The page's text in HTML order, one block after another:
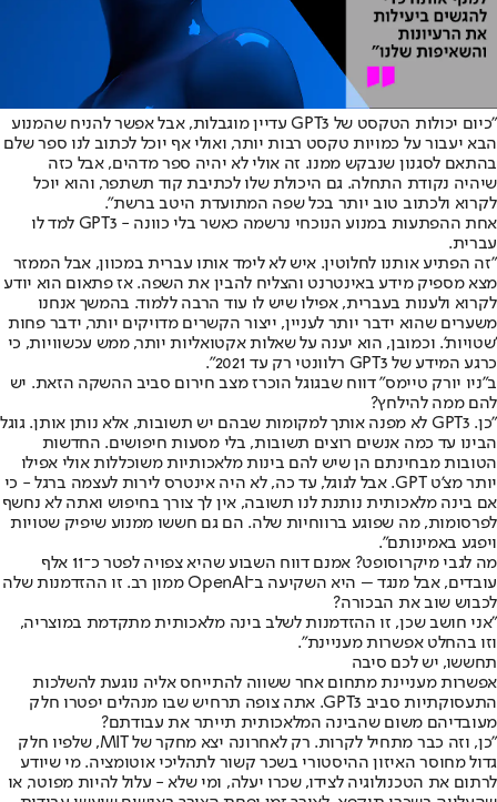
"כיום יכולות הטקסט של GPT3 עדיין מוגבלות, אבל אפשר להניח שהמנוע
הבא יעבור על כמויות טקסט רבות יותר, ואולי אף יוכל לכתוב לנו ספר שלם
בהתאם לסגנון שנבקש ממנו. זה אולי לא יהיה ספר מדהים, אבל כזה
שיהיה נקודת התחלה. גם היכולת שלו לכתיבת קוד תשתפר, והוא יוכל
לקרוא ולכתוב טוב יותר בכל שפה המתועדת היטב ברשת".
אחת ההפתעות במנוע הנוכחי נרשמה כאשר בלי כוונה - GPT3 למד לו
עברית.
"זה הפתיע אותנו לחלוטין. איש לא לימד אותו עברית במכוון, אבל הממזר
מצא מספיק מידע באינטרנט והצליח להבין את השפה. אז פתאום הוא יודע
לקרוא ולענות בעברית, אפילו שיש לו עוד הרבה ללמוד. בהמשך אנחנו
משערים שהוא ידבר יותר לעניין, ייצור הקשרים מדויקים יותר, ידבר פחות
'שטויות'. וכמובן, הוא יענה על שאלות אקטואליות יותר, ממש עכשוויות, כי
כרגע המידע של GPT3 רלוונטי רק עד 2021".
ב"ניו יורק טיימס" דווח שבגוגל הוכרז מצב חירום סביב ההשקה הזאת. יש
להם ממה להילחץ?
"כן. GPT3 לא מפנה אותך למקומות שבהם יש תשובות, אלא נותן אותן. גוגל
הבינו עד כמה אנשים רוצים תשובות, בלי מסעות חיפושים. החדשות
הטובות מבחינתם הן שיש להם בינות מלאכותיות משוכללות אולי אפילו
יותר מצ'ט GPT. אבל לגוגל, עד כה, לא היה אינטרס לירות לעצמה ברגל - כי
אם בינה מלאכותית נותנת לנו תשובה, אין לך צורך בחיפוש ואתה לא נחשף
לפרסומות, מה שפוגע ברווחיות שלה. הם גם חששו ממנוע שיפיק שטויות
ויפגע באמינותם".
מה לגבי מיקרוסופט? אמנם דווח השבוע שהיא צפויה לפטר כ־11 אלף
עובדים, אבל מנגד – היא השקיעה ב־OpenAI ממון רב. זו ההזדמנות שלה
לכבוש שוב את הבכורה?
"אני חושב שכן, זו ההזדמנות לשלב בינה מלאכותית מתקדמת במוצריה,
וזו בהחלט אפשרות מעניינת".
תחששו, יש לכם סיבה
אפשרות מעניינת מתחום אחר ששווה להתייחס אליה נוגעת להשלכות
התעסוקתיות סביב GPT3. אתה צופה תרחיש שבו מנהלים יפטרו חלק
מעובדיהם משום שהבינה המלאכותית תייתר את עבודתם?
"כן, וזה כבר מתחיל לקרות. רק לאחרונה יצא מחקר של MIT, שלפיו חלק
גדול מחוסר האיזון ההיסטורי בשכר קשור לתהליכי אוטומציה. מי שיודע
לרתום את הטכנולוגיה לצידו, שכרו יעלה, ומי שלא - עלול להיות מפוטר, או